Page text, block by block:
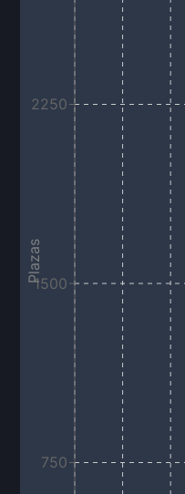
750
1500
2250
Plazas